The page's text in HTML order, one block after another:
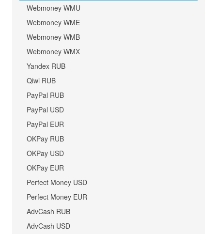
Webmoney WMU
Webmoney WME
Webmoney WMB
Webmoney WMX
Yandex RUB
Qiwi RUB
PayPal RUB
PayPal USD
PayPal EUR
OKPay RUB
OKPay USD
OKPay EUR
Perfect Money USD
Perfect Money EUR
AdvCash RUB
AdvCash USD